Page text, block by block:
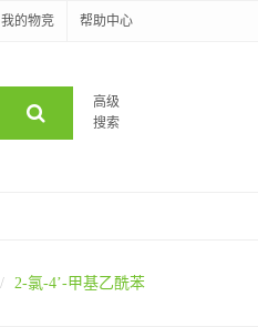
我的物竞 帮助中心
高级
搜索
2-氯-4’-甲基乙酰苯